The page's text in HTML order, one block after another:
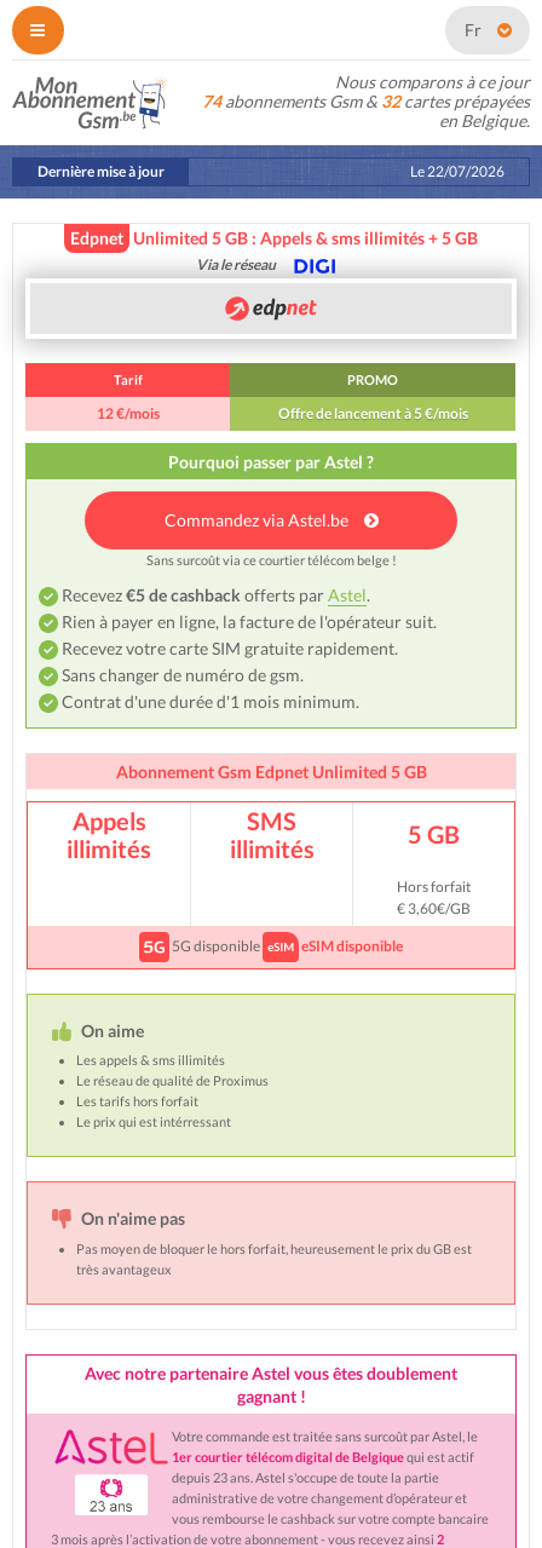
Fr
Nous comparons à ce jour
74abonnements Gsm & 32cartes prépayées
en Belgique.
Dernière mise à jour Le22/07/2026
Edpnet Unlimited 5 GB : Appels & sms illimités + 5 GB
Via le réseau
Tarif
12 €/mois
PROMO
Offre de lancement à 5 €/mois
Pourquoi passer par Astel ?
Recevez€5 de cashback offerts parAstel.
Rien à payer en ligne, la facture de l'opérateur suit.
Recevez votre carte SIM gratuite rapidement.
Sans changer de numéro de gsm.
Contrat d'une durée d'1 mois minimum.
Commandez via Astel.be
Sans surcoût via ce courtier télécom belge !
Abonnement Gsm Edpnet Unlimited 5 GB
Appels
illimités
SMS
illimités
5 GB
Hors forfait
€ 3,60€/GB
5G disponible eSIM disponible
On aime
Les appels & sms illimités
Le réseau de qualité de Proximus
Les tarifs hors forfait
Le prix qui est intérressant
On n'aime pas
Pas moyen de bloquer le hors forfait, heureusement le prix du GB est
très avantageux
Avec notre partenaire Astel vous êtes doublement
gagnant !
Votre commande est traitée sans surcoût par Astel, le
1er courtier télécom digital de Belgiquequi est actif
depuis 23 ans. Astel s'occupe de toute la partie
administrative de votre changement d’opérateur et
vous rembourse le cashback sur votre compte bancaire
3 mois après l’activation de votre abonnement - vous recevez ainsi 2